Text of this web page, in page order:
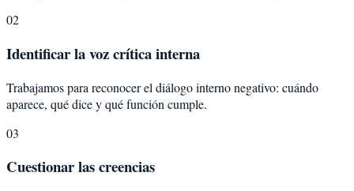
02
Identificar la voz crítica interna
Trabajamos para reconocer el diálogo interno negativo: cuándo
aparece, qué dice y qué función cumple.
03
Cuestionar las creencias